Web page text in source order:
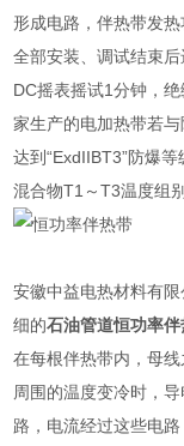
形成电路，伴热带发
全部安装、调试结束
DC摇表摇试1分钟，
家生产的电加热带若
达到“ExdIIBT3”防爆
混合物T1～T3温度组
安徽中益电热材料有
细的石油管道恒功率
在每根伴热带内，母
周围的温度变冷时，
路，电流经过这些电